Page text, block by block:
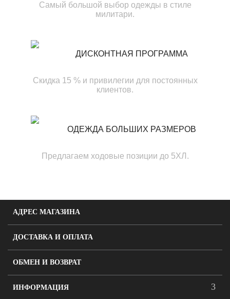
Самый большой выбор одежды в стиле
милитари.
ДИСКОНТНАЯ ПРОГРАММА
Скидка 15 % и привилегии для постоянных
клиентов.
ОДЕЖДА БОЛЬШИХ РАЗМЕРОВ
Предлагаем ходовые позиции до 5ХЛ.
АДРЕС МАГАЗИНА
ДОСТАВКА И ОПЛАТА
ОБМЕН И ВОЗВРАТ
ИНФОРМАЦИЯ